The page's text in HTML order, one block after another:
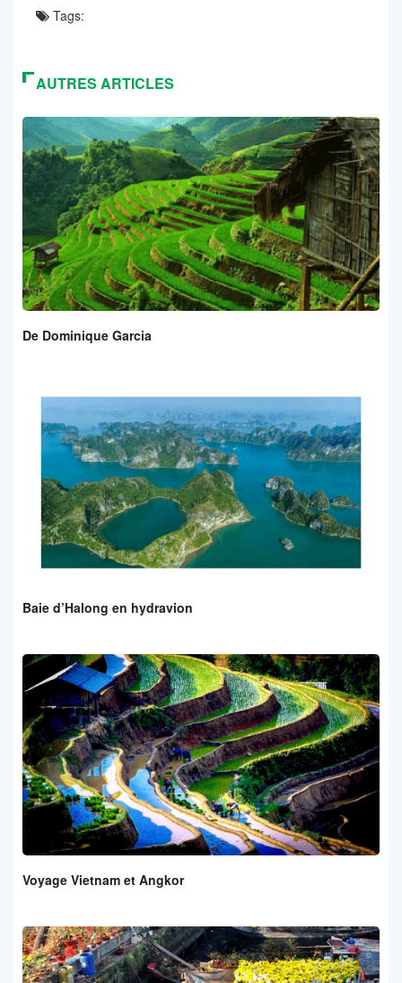
Tags:
AUTRES ARTICLES
De Dominique Garcia
Baie d’Halong en hydravion
Voyage Vietnam et Angkor